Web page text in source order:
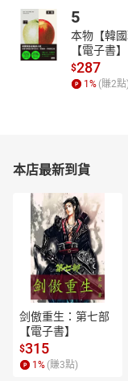
5
本物【韓
【電子書】
$287
1% (賺2點
本店最新到貨
剑傲重生：第七部
【電子書】
$315
1 % (賺3點)